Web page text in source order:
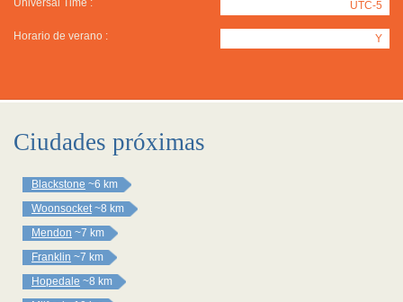
Universal Time : UTC-5
Horario de verano : Y
Ciudades próximas
Blackstone ~6 km
Woonsocket ~8 km
Mendon ~7 km
Franklin ~7 km
Hopedale ~8 km